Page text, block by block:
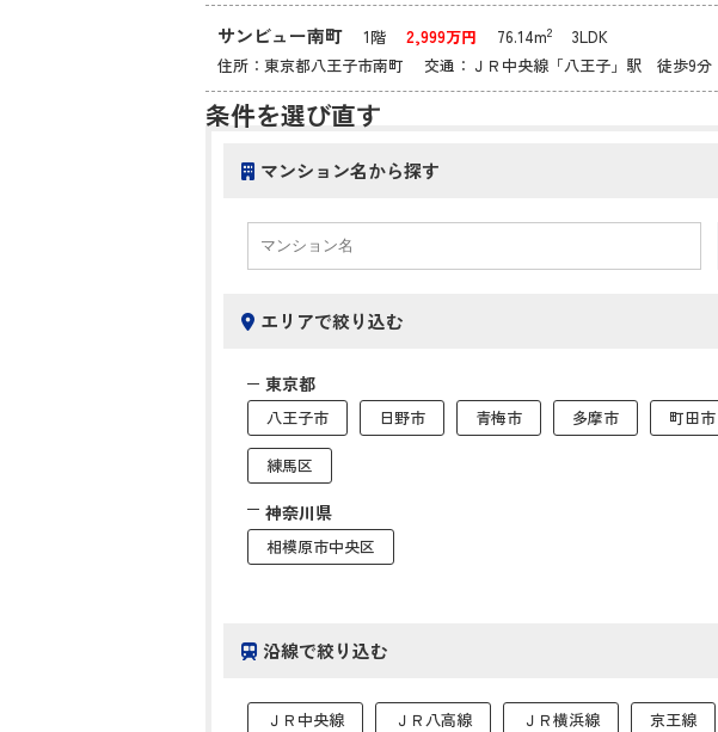
サンビュー南町 1階 2,999万円 76.14m2 3LDK
住所：東京都八王子市南町 交通：ＪＲ中央線「八王子」駅 徒歩9分
条件を選び直す
マンション名から探す
エリアで絞り込む
東京都
八王子市 日野市 青梅市 多摩市 町田市
練馬区
神奈川県
相模原市中央区
沿線で絞り込む
ＪＲ中央線 ＪＲ八高線 ＪＲ横浜線 京王線